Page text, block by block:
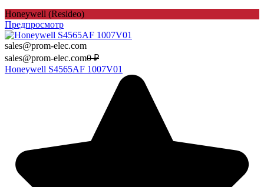
Honeywell (Resideo)
Предпросмотр
sales@prom-elec.com
sales@prom-elec.com0 ₽
Honeywell S4565AF 1007V01